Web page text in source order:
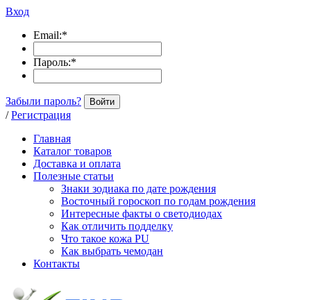
Вход
Email:*
Пароль:*
Забыли пароль? Войти
/ Регистрация
Главная
Каталог товаров
Доставка и оплата
Полезные статьи
Знаки зодиака по дате рождения
Восточный гороскоп по годам рождения
Интересные факты о светодиодах
Как отличить подделку
Что такое кожа PU
Как выбрать чемодан
Контакты